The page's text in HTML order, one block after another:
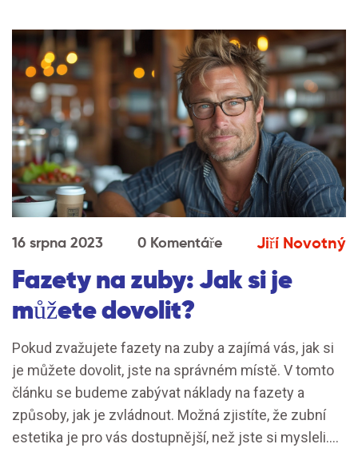
16 srpna 2023 0 Komentáře Jiří Novotný
Fazety na zuby: Jak si je
můžete dovolit?
Pokud zvažujete fazety na zuby a zajímá vás, jak si
je můžete dovolit, jste na správném místě. V tomto
článku se budeme zabývat náklady na fazety a
způsoby, jak je zvládnout. Možná zjistíte, že zubní
estetika je pro vás dostupnější, než jste si mysleli.